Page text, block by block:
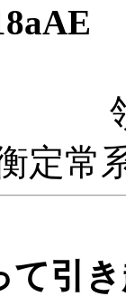
定常
て引